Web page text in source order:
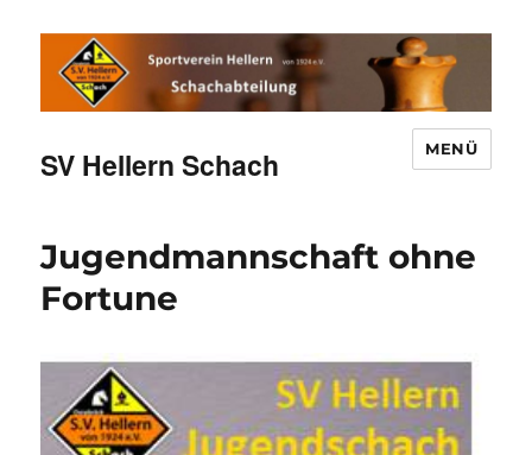
SV Hellern Schach MENÜ
Jugendmannschaft ohne
Fortune